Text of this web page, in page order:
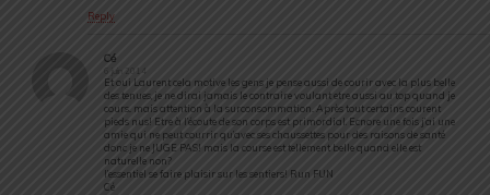
Reply
Cé
6 juin 2014
Et oui Laurent cela motive les gens je pense aussi de courir avec la plus belle
des tenues, je ne dirai jamais le contraire voulant etre aussi au top quand je
cours.. mais attention à la surconsommation.. Après tout certains courent
pieds nus! Etre à l’écoute de son corps est primordial. Ecnore une fois j’ai une
amie qui ne peut courrir qu’avec ses chaussettes pour des raisons de santé
donc je ne JUGE PAS! mais la course est tellement belle quand elle est
naturelle non?
l’essentiel se faire plaisir sur les sentiers! Run FUN
Cé